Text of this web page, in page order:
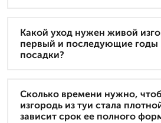
Какой уход нужен живой
первый и последующие годы
посадки?
Сколько времени нужно,
изгородь из туи стала
зависит срок ее полного